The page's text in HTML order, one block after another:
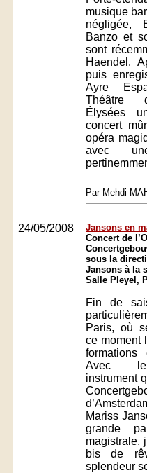
musique
négligée,
Banzo et
sont
Haendel.
puis
Ayre
Théâtre
Élysées
concert
opéra
avec
Par Mehdi
24/05/2008
Jansons en
Concert de
sous la
Jansons à la
Salle Pleyel,
Fin de
Paris, où
ce moment
Avec le
instrument
Mariss
grande
magistrale,
bis de
splendeur